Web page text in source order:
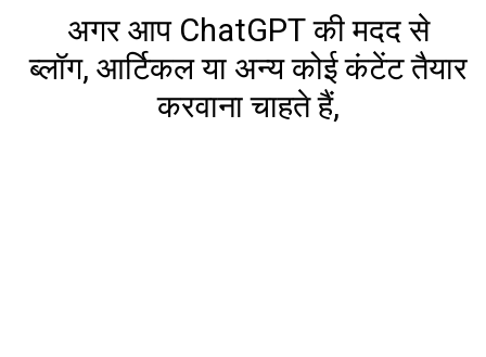
अगर आप ChatGPT की मदद से
ब्लॉग, आर्टिकल या अन्य कोई कंटेंट तैयार
करवाना चाहते हैं,